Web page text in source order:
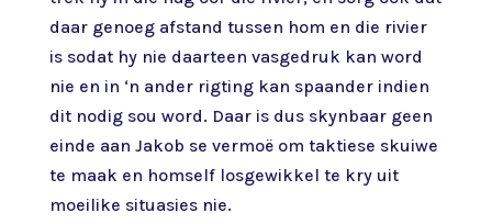
daar genoeg afstand tussen hom en die rivier
is sodat hy nie daarteen vasgedruk kan word
nie en in ‘n ander rigting kan spaander indien
dit nodig sou word. Daar is dus skynbaar geen
einde aan Jakob se vermoë om taktiese skuiwe
te maak en homself losgewikkel te kry uit
moeilike situasies nie.